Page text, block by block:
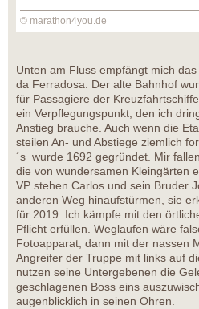
© marathon4you.de
Unten am Fluss empfängt mich
da Ferradosa. Der alte Bahnhof
für Passagiere der
ein Verpflegungspunkt, den ich
Anstieg brauche. Auch wenn die
steilen An- und Abstiege ziemlich
´s wurde 1692 gegründet. Mir
die von wundersamen Kleingärten
VP stehen Carlos und sein Bruder
anderen Weg hinaufstürmen, sie
für 2019. Ich kämpfe mit den
Pflicht erfüllen. Weglaufen wäre
Fotoapparat, dann mit der nassen
Angreifer der Truppe mit links auf
nutzen seine Untergebenen die
geschlagenen Boss eins
augenblicklich in seinen Ohren.